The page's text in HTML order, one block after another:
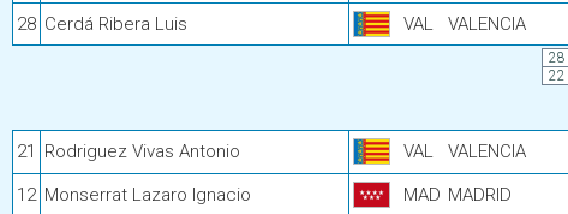
28 Cerdá Ribera Luis VAL VALENCIA
28
22
21
Rodriguez Vivas Antonio VAL VALENCIA
12 Monserrat Lazaro Ignacio MAD MADRID